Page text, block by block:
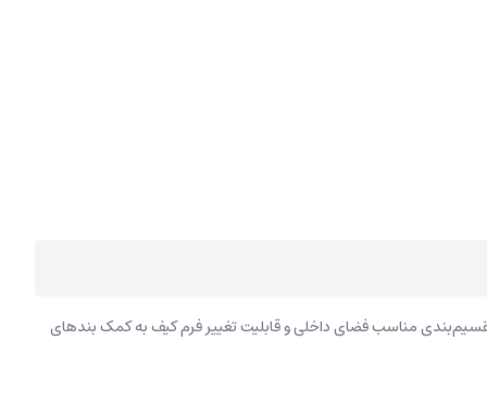
مناسب فضای داخلی و قابلیت تغییر فرم کیف به کمک بندهای